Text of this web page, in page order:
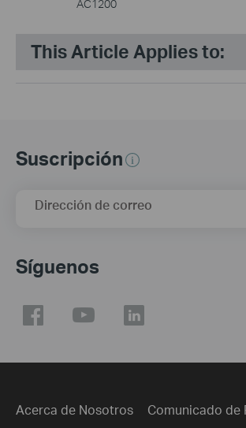
AC1200
This Article Applies to:
Suscripción
Dirección de correo
Síguenos
Acerca de Nosotros Comunicado de